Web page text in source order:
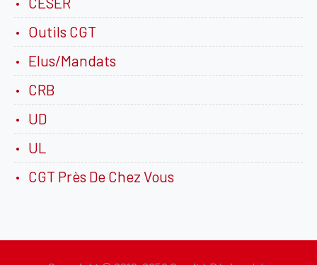
Outils CGT
Elus/Mandats
CRB
UD
UL
CGT Près De Chez Vous